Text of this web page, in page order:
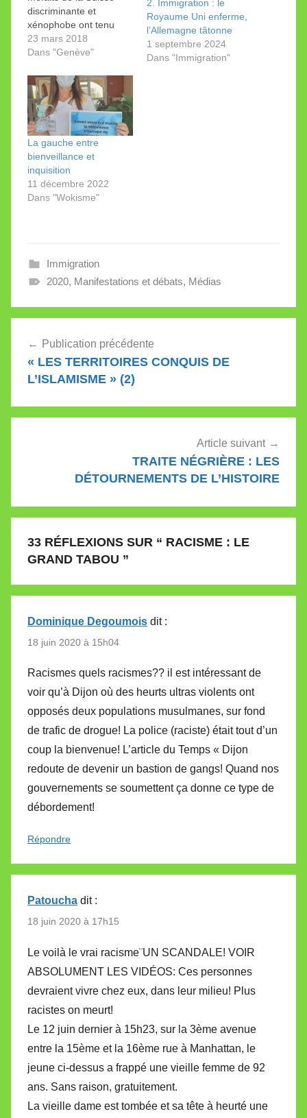
discriminante et
xénophobe ont tenu
une nouvelle fois la
vedette. L'Office du
illustre par ces photos
des visites guidées "sur
les traces de
l’esclavage" dans le
canton. Elle font partie
des manifestations
organisées durant…
23 mars 2018
Dans "Genève"
2. Immigration : le
Royaume Uni enferme,
l’Allemagne tâtonne
1 septembre 2024
Dans "Immigration"
La gauche entre
bienveillance et
inquisition
11 décembre 2022
Dans "Wokisme"
Immigration
2020, Manifestations et débats, Médias
l’article
Publication précédente
« LES TERRITOIRES CONQUIS DE
L’ISLAMISME » (2)
Article suivant
TRAITE NÉGRIÈRE : LES
DÉTOURNEMENTS DE L’HISTOIRE
33 RÉFLEXIONS SUR “ RACISME : LE
GRAND TABOU ”
Dominique Degoumois dit :
18 juin 2020 à 15h04
Racismes quels racismes?? il est intéressant de
voir qu’à Dijon où des heurts ultras violents ont
opposés deux populations musulmanes, sur fond
de trafic de drogue! La police (raciste) était tout d’un
coup la bienvenue! L’article du Temps « Dijon
redoute de devenir un bastion de gangs! Quand nos
gouvernements se soumettent ça donne ce type de
débordement!
Répondre
Patoucha dit :
18 juin 2020 à 17h15
Le voilà le vrai racisme¨UN SCANDALE! VOIR
ABSOLUMENT LES VIDÉOS: Ces personnes
devraient vivre chez eux, dans leur milieu! Plus
racistes on meurt!
Le 12 juin dernier à 15h23, sur la 3ème avenue
entre la 15ème et la 16ème rue à Manhattan, le
jeune ci-dessus a frappé une vieille femme de 92
ans. Sans raison, gratuitement.
La vieille dame est tombée et sa tête à heurté une